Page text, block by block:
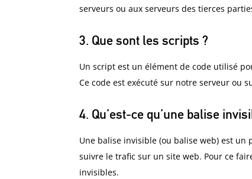
serveurs ou aux serveurs des tierces
3. Que sont les scripts ?
Un script est un élément de code utilisé
Ce code est exécuté sur notre serveur ou
4. Qu’est-ce qu’une balise
Une balise invisible (ou balise web) est
suivre le trafic sur un site web. Pour ce
invisibles.